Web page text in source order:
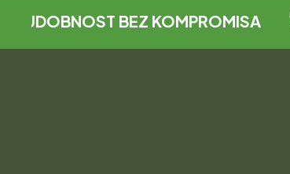
UDOBNOST BEZ KOMPROMISA